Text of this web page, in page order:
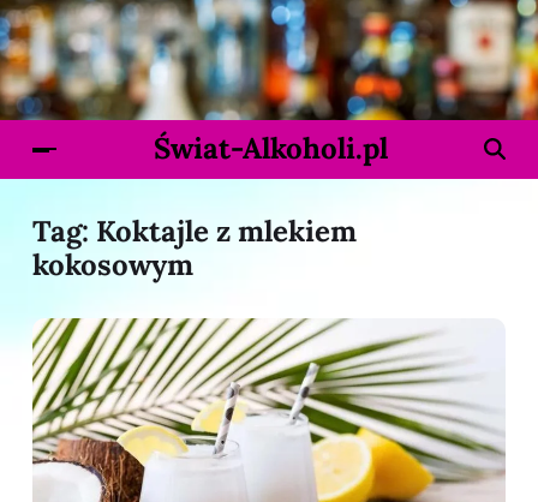
Świat-Alkoholi.pl
Tag: Koktajle z mlekiem
kokosowym